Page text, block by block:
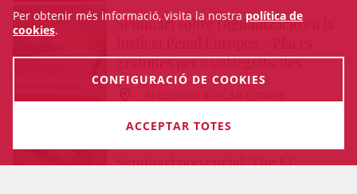
Seminari sobre Digitalització en la
gratuïtes per a col·legiats/des
Segons programa
Seminari presencial "The EU
Per obtenir més informació, visita la nostra política de
cookies.
CONFIGURACIÓ DE COOKIES
ACCEPTAR TOTES